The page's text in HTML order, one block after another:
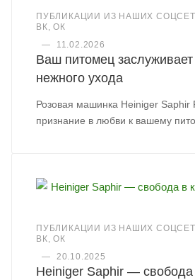
ПУБЛИКАЦИИ ИЗ НАШИХ
ВК, ОК
—
11.02.2026
Ваш питомец заслуживает
нежного ухода
Розовая машинка Heiniger Saphir
признание в любви к вашему
ПУБЛИКАЦИИ ИЗ НАШИХ
ВК, ОК
—
20.10.2025
Heiniger Saphir —